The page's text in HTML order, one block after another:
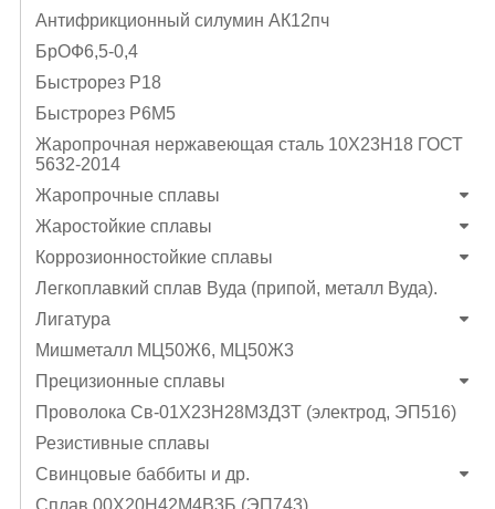
Антифрикционный силумин АК12пч
БрОФ6,5-0,4
Быстрорез Р18
Быстрорез Р6М5
Жаропрочная нержавеющая сталь 10Х23Н18 ГОСТ
5632-2014
Жаропрочные сплавы
Жаростойкие сплавы
Коррозионностойкие сплавы
Легкоплавкий сплав Вуда (припой, металл Вуда).
Лигатура
Мишметалл МЦ50Ж6, МЦ50Ж3
Прецизионные сплавы
Проволока Св-01Х23Н28М3Д3Т (электрод, ЭП516)
Резистивные сплавы
Свинцовые баббиты и др.
Сплав 00Х20Н42М4В3Б (ЭП743)